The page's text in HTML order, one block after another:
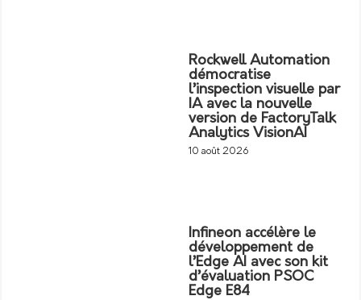
Rockwell Automation
démocratise
l’inspection visuelle par
IA avec la nouvelle
version de FactoryTalk
Analytics VisionAI
10 août 2026
Infineon accélère le
développement de
l’Edge AI avec son kit
d’évaluation PSOC
Edge E84